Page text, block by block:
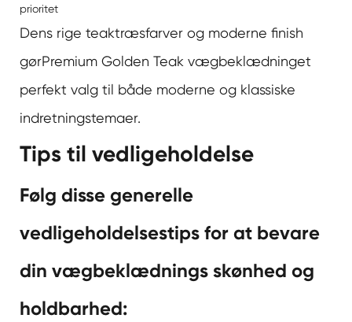
prioritet
Dens rige teaktræsfarver og moderne finish
gørPremium Golden Teak vægbeklædninget
perfekt valg til både moderne og klassiske
indretningstemaer.
Tips til vedligeholdelse
Følg disse generelle
vedligeholdelsestips for at bevare
din vægbeklædnings skønhed og
holdbarhed: